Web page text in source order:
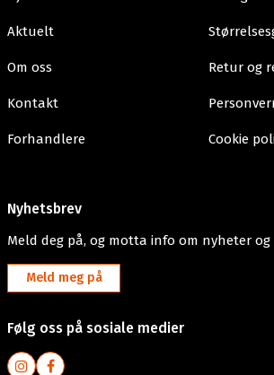
Aktuelt
Om oss
Kontakt
Forhandlere
Retur og
Cookie
Nyhetsbrev
Meld deg på, og motta info om nyheter og
Meld meg på
Følg oss på sosiale medier